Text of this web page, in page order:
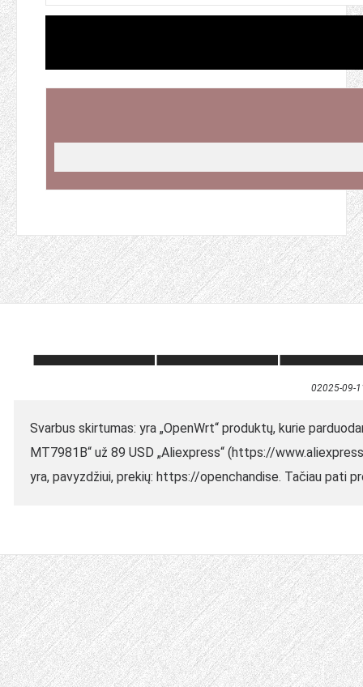
02025-09-
Svarbus skirtumas: yra „OpenWrt“ produktų, kurie
MT7981B“ už 89 USD „Aliexpress“ (https://
yra, pavyzdžiui, prekių: https://openchandise. Tačiau pati